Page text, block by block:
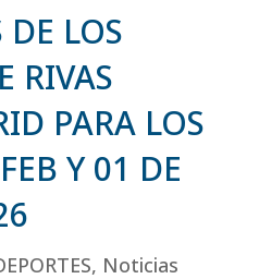
DE LOS
RIVAS
PARA LOS
Y 01 DE
, Noticias